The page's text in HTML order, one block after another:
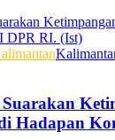
Hadapan